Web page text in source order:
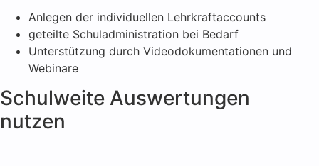
Anlegen der individuellen Lehrkraftaccounts
geteilte Schuladministration bei Bedarf
Unterstützung durch Videodokumentationen und
Webinare
Schulweite Auswertungen
nutzen